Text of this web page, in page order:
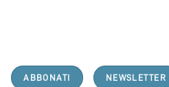
ABBONATI NEWSLETTER